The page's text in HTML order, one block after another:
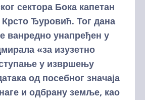
сектора Бока капетан
Крсто Ђуровић. Тог дана
ванредно унапређен у
«за изузетно
у извршењу
од посебног значаја
и одбрану земље, као